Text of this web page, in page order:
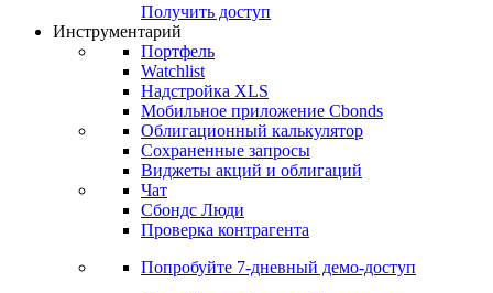
Получить доступ
Инструментарий
Портфель
Watchlist
Надстройка XLS
Мобильное приложение Cbonds
Облигационный калькулятор
Сохраненные запросы
Виджеты акций и облигаций
Чат
Сбондс Люди
Проверка контрагента
Попробуйте 7-дневный демо-доступ